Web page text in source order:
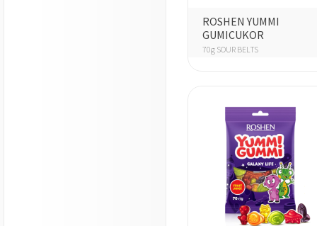
ROSHEN YUMMI
GUMICUKOR
70g SOUR BELTS